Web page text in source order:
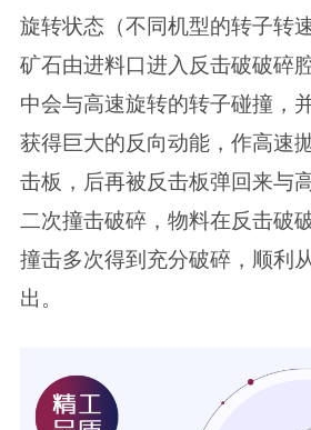
旋转状态（不同机型的转子转
矿石由进料口进入反击破破碎
中会与高速旋转的转子碰撞，
获得巨大的反向动能，作高速
击板，后再被反击板弹回来与
二次撞击破碎，物料在反击破
撞击多次得到充分破碎，顺利
出。